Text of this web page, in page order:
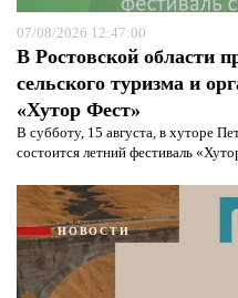
07/08/2026 12:47:00
В Ростовской области
сельского туризма и
«Хутор Фест»
В субботу, 15 августа, в хуторе
состоится летний фестиваль
НОВОСТИ